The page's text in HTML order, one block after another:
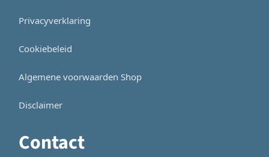
Privacyverklaring
Cookiebeleid
Algemene voorwaarden Shop
Disclaimer
Contact